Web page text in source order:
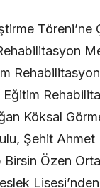
Töreni’ne
Köksal
Şehit Ahmet
Birsin Özen